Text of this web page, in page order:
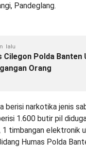
Pandeglang.
lalu
Cilegon Polda Banten
Orang
berisi narkotika jenis
1.600 butir pil
1 timbangan elektronik
Humas Polda